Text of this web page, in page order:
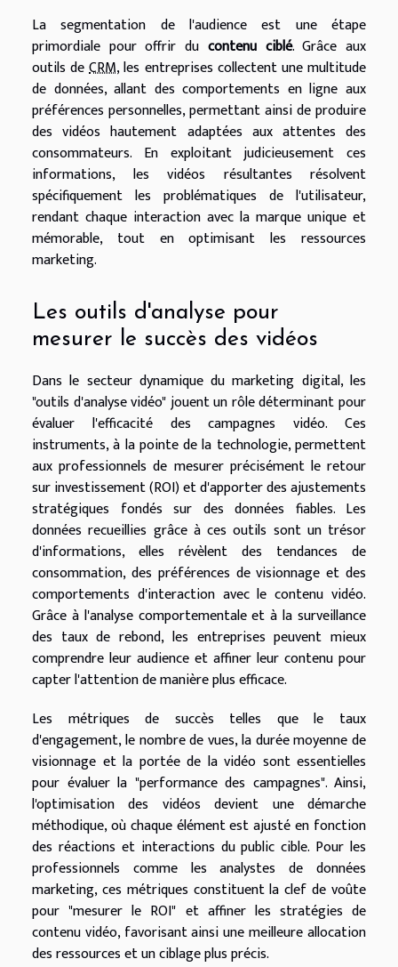
La segmentation de l'audience est une étape
primordiale pour offrir du contenu ciblé. Grâce aux
outils deCRM, les entreprises collectent une multitude
de données, allant des comportements en ligne aux
préférences personnelles, permettant ainsi de produire
des vidéos hautement adaptées aux attentes des
consommateurs. En exploitant judicieusement ces
informations, les vidéos résultantes résolvent
spécifiquement les problématiques de l'utilisateur,
rendant chaque interaction avec la marque unique et
mémorable, tout en optimisant les ressources
marketing.
Les outils d'analyse pour
mesurer le succès des vidéos
Dans le secteur dynamique du marketing digital, les
"outils d'analyse vidéo" jouent un rôle déterminant pour
évaluer l'efficacité des campagnes vidéo. Ces
instruments, à la pointe de la technologie, permettent
aux professionnels de mesurer précisément le retour
sur investissement (ROI) et d'apporter des ajustements
stratégiques fondés sur des données fiables. Les
données recueillies grâce à ces outils sont un trésor
d'informations, elles révèlent des tendances de
consommation, des préférences de visionnage et des
comportements d'interaction avec le contenu vidéo.
Grâce à l'analyse comportementale et à la surveillance
des taux de rebond, les entreprises peuvent mieux
comprendre leur audience et affiner leur contenu pour
capter l'attention de manière plus efficace.
Les métriques de succès telles que le taux
d'engagement, le nombre de vues, la durée moyenne de
visionnage et la portée de la vidéo sont essentielles
pour évaluer la "performance des campagnes". Ainsi,
l'optimisation des vidéos devient une démarche
méthodique, où chaque élément est ajusté en fonction
des réactions et interactions du public cible. Pour les
professionnels comme les analystes de données
marketing, ces métriques constituent la clef de voûte
pour "mesurer le ROI" et affiner les stratégies de
contenu vidéo, favorisant ainsi une meilleure allocation
des ressources et un ciblage plus précis.